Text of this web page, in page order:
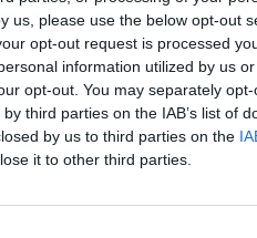
us, please use the below opt-out
opt-out request is processed
information utilized by us
opt-out. You may separately
third parties on the IAB’s list of
by us to third parties on the
it to other third parties.
a
di cura
cura,